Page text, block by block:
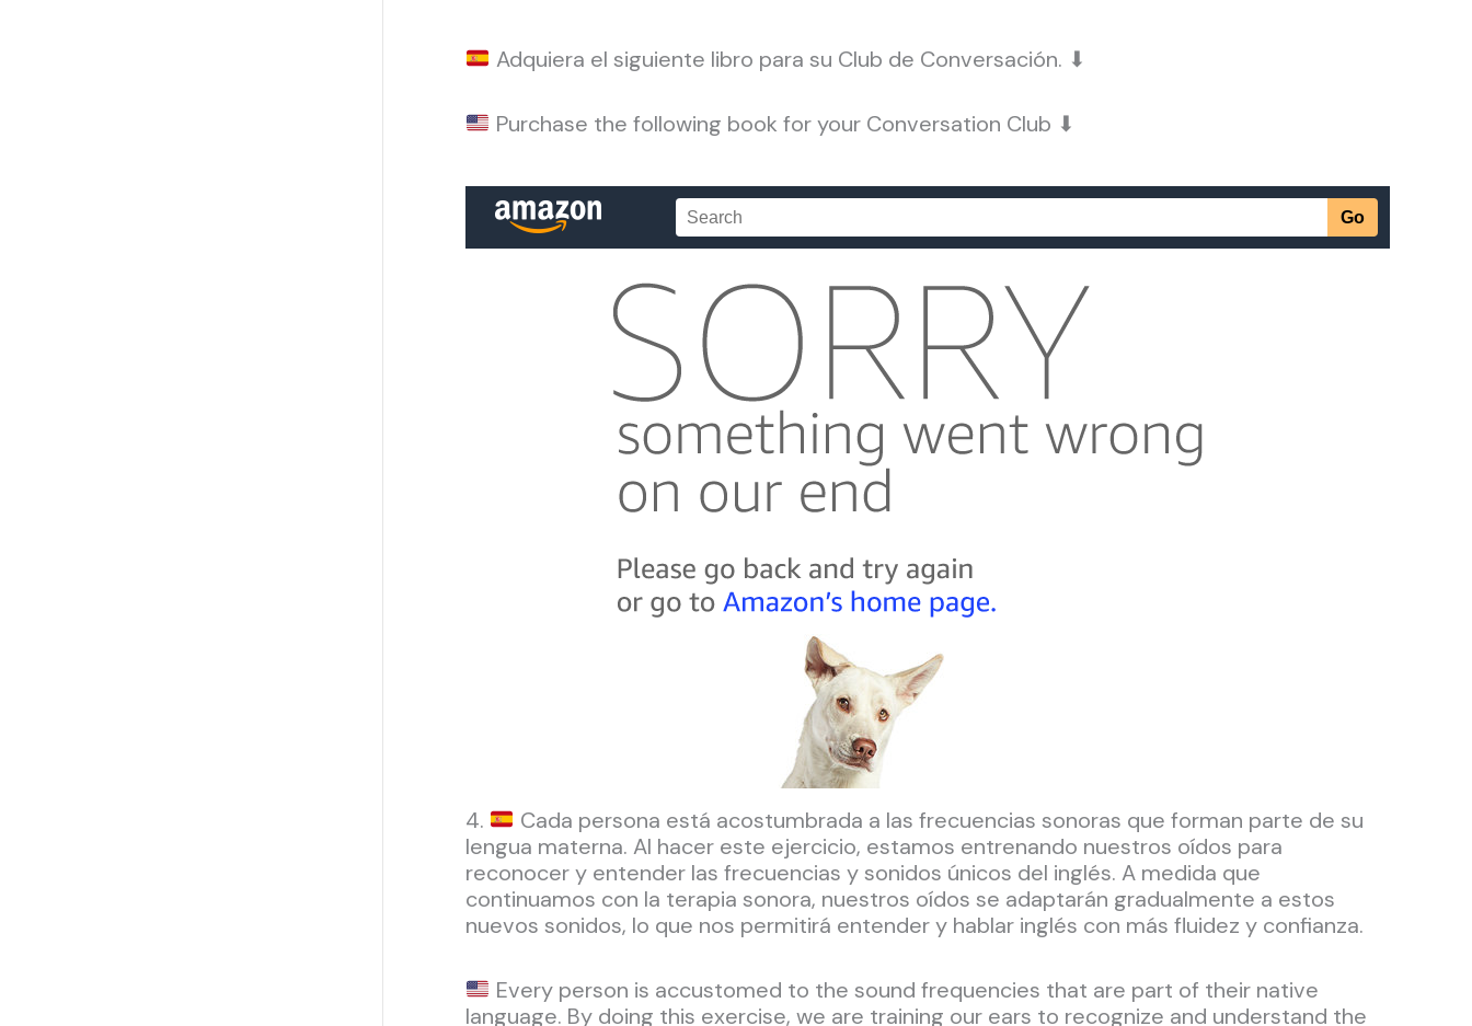
Adquiera el siguiente libro para su Club de Conversación. ⬇
Purchase the following book for your Conversation Club ⬇
4.
Cada persona está acostumbrada a las frecuencias sonoras que forman parte de su
lengua materna. Al hacer este ejercicio, estamos entrenando nuestros oídos para
reconocer y entender las frecuencias y sonidos únicos del inglés. A medida que
continuamos con la terapia sonora, nuestros oídos se adaptarán gradualmente a estos
nuevos sonidos, lo que nos permitirá entender y hablar inglés con más fluidez y confianza.
Every person is accustomed to the sound frequencies that are part of their native
language. By doing this exercise, we are training our ears to recognize and understand the